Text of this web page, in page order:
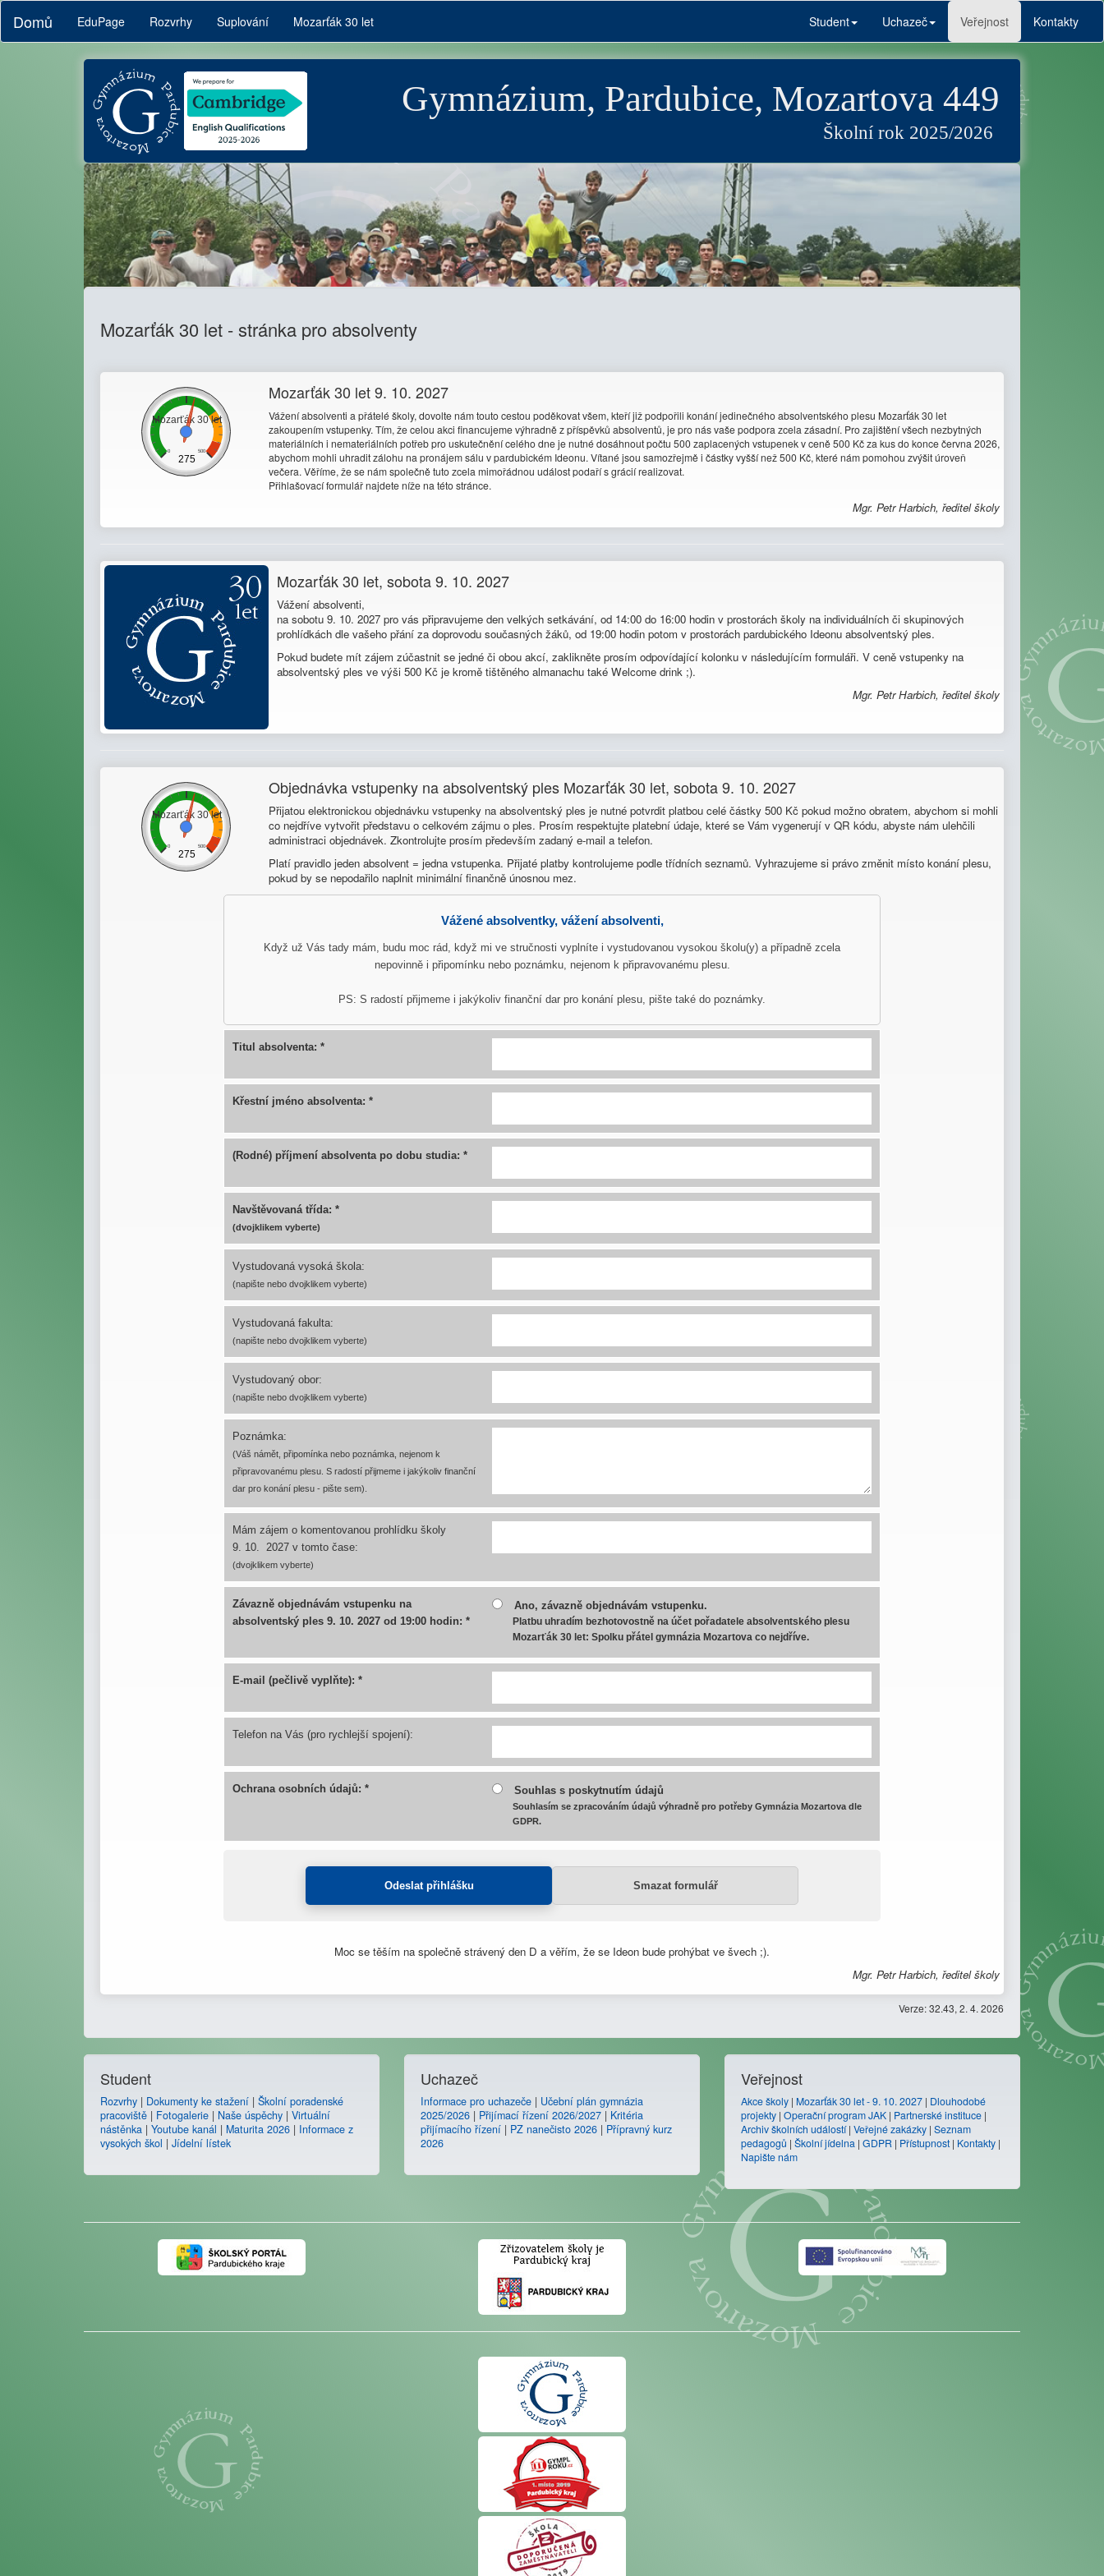
Domů EduPage Rozvrhy Suplování Mozarťák 30 let Student Uchazeč Veřejnost Kontakty
Gymnázium, Pardubice, Mozartova 449
Školní rok 2025/2026
Mozarťák 30 let - stránka pro absolventy
Mozarťák 30 let 9. 10. 2027
Vážení absolventi a přátelé školy, dovolte nám touto cestou poděkovat všem, kteří již podpořili konání jedinečného absolventského plesu Mozarťák 30 let
zakoupením vstupenky. Tím, že celou akci financujeme výhradně z příspěvků absolventů, je pro nás vaše podpora zcela zásadní. Pro zajištění všech nezbytných
materiálních i nemateriálních potřeb pro uskutečnění celého dne je nutné dosáhnout počtu 500 zaplacených vstupenek v ceně 500 Kč za kus do konce června 2026,
abychom mohli uhradit zálohu na pronájem sálu v pardubickém Ideonu. Vítané jsou samozřejmě i částky vyšší než 500 Kč, které nám pomohou zvýšit úroveň
večera. Věříme, že se nám společně tuto zcela mimořádnou událost podaří s grácií realizovat.
Přihlašovací formulář najdete níže na této stránce.
Mgr. Petr Harbich, ředitel školy
Mozarťák 30 let, sobota 9. 10. 2027
Vážení absolventi,
na sobotu 9. 10. 2027 pro vás připravujeme den velkých setkávání, od 14:00 do 16:00 hodin v prostorách školy na individuálních či skupinových
prohlídkách dle vašeho přání za doprovodu současných žáků, od 19:00 hodin potom v prostorách pardubického Ideonu absolventský ples.
Pokud budete mít zájem zúčastnit se jedné či obou akcí, zaklikněte prosím odpovídající kolonku v následujícím formuláři. V ceně vstupenky na
absolventský ples ve výši 500 Kč je kromě tištěného almanachu také Welcome drink ;).
Mgr. Petr Harbich, ředitel školy
Objednávka vstupenky na absolventský ples Mozarťák 30 let, sobota 9. 10. 2027
Přijatou elektronickou objednávku vstupenky na absolventský ples je nutné potvrdit platbou celé částky 500 Kč pokud možno obratem, abychom si mohli
co nejdříve vytvořit představu o celkovém zájmu o ples. Prosím respektujte platební údaje, které se Vám vygenerují v QR kódu, abyste nám ulehčili
administraci objednávek. Zkontrolujte prosím především zadaný e-mail a telefon.
Platí pravidlo jeden absolvent = jedna vstupenka. Přijaté platby kontrolujeme podle třídních seznamů. Vyhrazujeme si právo změnit místo konání plesu,
pokud by se nepodařilo naplnit minimální finančně únosnou mez.
Vážené absolventky, vážení absolventi,
Když už Vás tady mám, budu moc rád, když mi ve stručnosti vyplníte i vystudovanou vysokou školu(y) a případně zcela
nepovinně i připomínku nebo poznámku, nejenom k připravovanému plesu.
PS: S radostí přijmeme i jakýkoliv finanční dar pro konání plesu, pište také do poznámky.
Titul absolventa: *
Křestní jméno absolventa: *
(Rodné) příjmení absolventa po dobu studia: *
Navštěvovaná třída: *
(dvojklikem vyberte)
Vystudovaná vysoká škola:
(napište nebo dvojklikem vyberte)
Vystudovaná fakulta:
(napište nebo dvojklikem vyberte)
Vystudovaný obor:
(napište nebo dvojklikem vyberte)
Poznámka:
(Váš námět, připomínka nebo poznámka, nejenom k
připravovanému plesu. S radostí přijmeme i jakýkoliv finanční
dar pro konání plesu - pište sem).
Mám zájem o komentovanou prohlídku školy
9. 10. 2027 v tomto čase:
(dvojklikem vyberte)
Závazně objednávám vstupenku na
absolventský ples 9. 10. 2027 od 19:00 hodin: *
Ano, závazně objednávám vstupenku.
Platbu uhradím bezhotovostně na účet pořadatele absolventského plesu
Mozarťák 30 let: Spolku přátel gymnázia Mozartova co nejdříve.
E-mail (pečlivě vyplňte): *
Telefon na Vás (pro rychlejší spojení):
Ochrana osobních údajů: * Souhlas s poskytnutím údajů
Souhlasím se zpracováním údajů výhradně pro potřeby Gymnázia Mozartova dle
GDPR.
Moc se těším na společně strávený den D a věřím, že se Ideon bude prohýbat ve švech ;).
Mgr. Petr Harbich, ředitel školy
Verze: 32.43, 2. 4. 2026
Student
Rozvrhy | Dokumenty ke stažení | Školní poradenské
pracoviště | Fotogalerie | Naše úspěchy | Virtuální
nástěnka | Youtube kanál | Maturita 2026 | Informace z
vysokých škol | Jídelní lístek
Uchazeč
Informace pro uchazeče | Učební plán gymnázia
2025/2026 | Přijímací řízení 2026/2027 | Kritéria
přijímacího řízení | PZ nanečisto 2026 | Přípravný kurz
2026
Veřejnost
Akce školy | Mozarťák 30 let - 9. 10. 2027 | Dlouhodobé
projekty | Operační program JAK | Partnerské instituce |
Archiv školních událostí| Veřejné zakázky | Seznam
pedagogů | Školní jídelna | GDPR | Přístupnost| Kontakty |
Napište nám